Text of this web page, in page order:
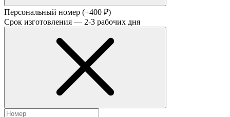
Персональный номер (+400 ₽)
Срок изготовления — 2-3 рабочих дня